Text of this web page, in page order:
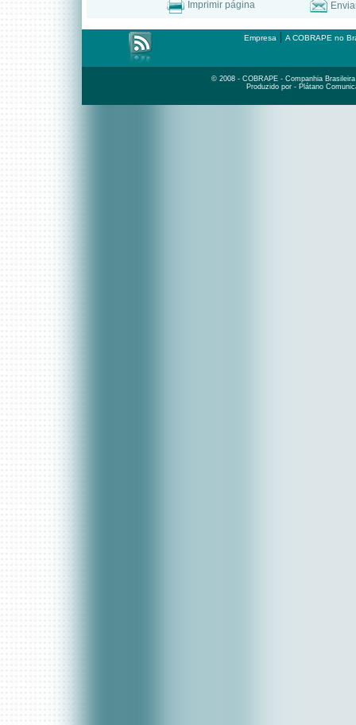
Imprimir página
Empresa | A COBRAPE no
© 2008 - COBRAPE - Companhia
Produzido por - Plátano